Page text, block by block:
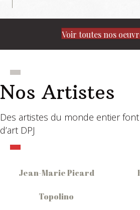
Voir toutes nos
Nos Artistes
Des artistes du monde entier font
d’art DPJ
Jean-Marie Picard
Topolino